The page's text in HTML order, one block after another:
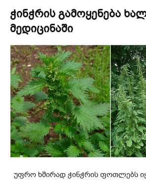
ჭინჭრის გამოყენება
მედიცინაში
უფრო ხშირად ჭინჭრის ფოთლებს